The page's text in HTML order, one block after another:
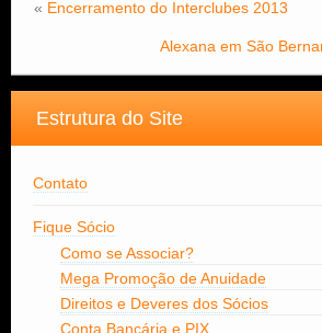
« Encerramento do Interclubes 2013
Alexana em São
Estrutura do Site
Contato
Fique Sócio
Como se Associar?
Mega Promoção de Anuidade
Direitos e Deveres dos Sócios
Conta Bancária e PIX